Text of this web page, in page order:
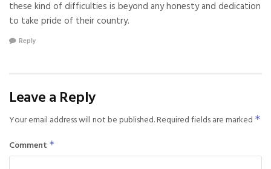
these kind of difficulties is beyond any honesty and dedication
to take pride of their country.
Reply
Leave a Reply
Your email address will not be published.Required fields are marked *
Comment *